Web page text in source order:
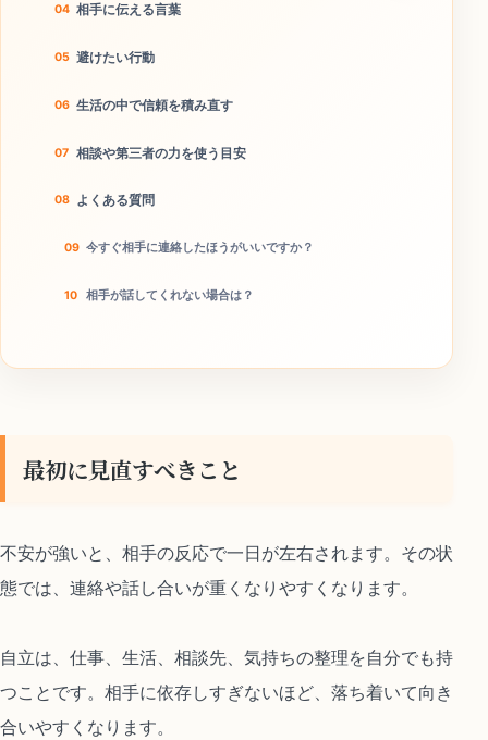
相手に伝える言葉
避けたい行動
生活の中で信頼を積み直す
相談や第三者の力を使う目安
よくある質問
今すぐ相手に連絡したほうがいいですか？
相手が話してくれない場合は？
最初に見直すべきこと
不安が強いと、相手の反応で一日が左右されます。その状
態では、連絡や話し合いが重くなりやすくなります。
自立は、仕事、生活、相談先、気持ちの整理を自分でも持
つことです。相手に依存しすぎないほど、落ち着いて向き
合いやすくなります。